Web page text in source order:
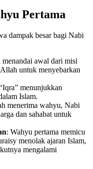
Pertama
dampak besar bagi Nabi
awal dari misi
untuk menyebarkan
menunjukkan
Islam.
menerima wahyu, Nabi
dan sahabat untuk
: Wahyu pertama memicu
menolak ajaran Islam,
mengalami